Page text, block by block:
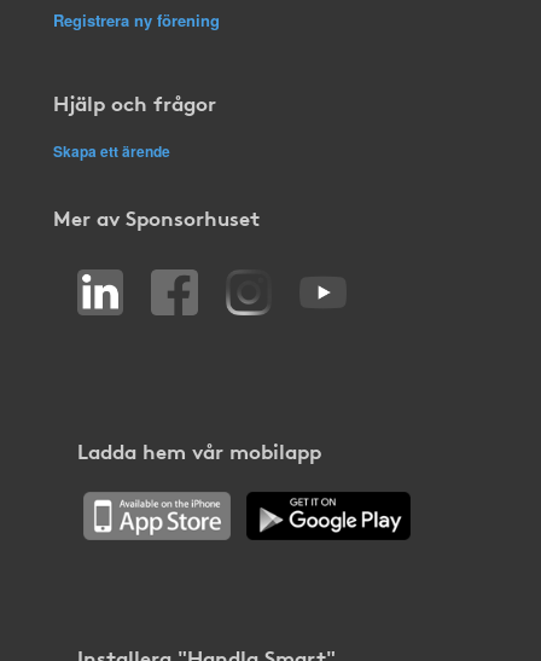
Registrera ny förening
Hjälp och frågor
Skapa ett ärende
Mer av Sponsorhuset
Ladda hem vår mobilapp